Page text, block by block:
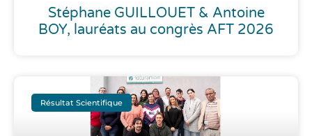
Stéphane GUILLOUET & Antoine
BOY, lauréats au congrès AFT 2026
Résultat Scientifique